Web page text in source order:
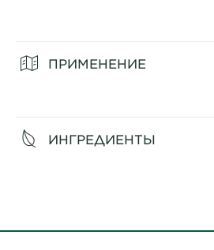
ПРИМЕНЕНИЕ
ИНГРЕДИЕНТЫ